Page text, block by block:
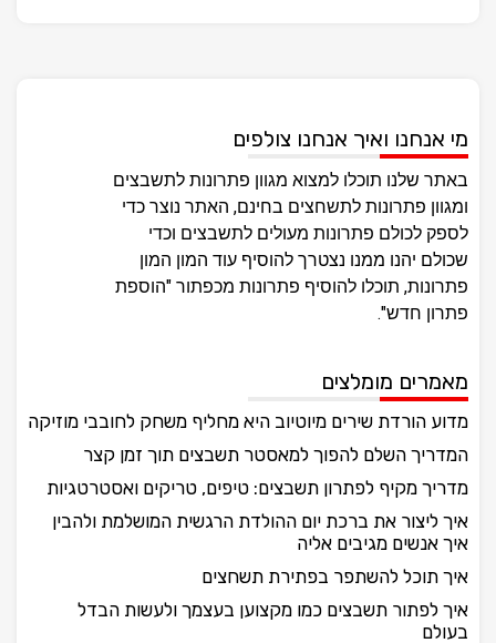
מי אנחנו ואיך אנחנו צולפים
באתר שלנו תוכלו למצוא מגוון פתרונות לתשבצים
ומגוון פתרונות לתשחצים בחינם, האתר נוצר כדי
לספק לכולם פתרונות מעולים לתשבצים וכדי
שכולם יהנו ממנו נצטרך להוסיף עוד המון המון
פתרונות, תוכלו להוסיף פתרונות מכפתור "הוספת
פתרון חדש".
מאמרים מומלצים
מדוע הורדת שירים מיוטיוב היא מחליף משחק לחובבי מוזיקה
המדריך השלם להפוך למאסטר תשבצים תוך זמן קצר
מדריך מקיף לפתרון תשבצים: טיפים, טריקים ואסטרטגיות
איך ליצור את ברכת יום ההולדת הרגשית המושלמת ולהבין
איך אנשים מגיבים אליה
איך תוכל להשתפר בפתירת תשחצים
איך לפתור תשבצים כמו מקצוען בעצמך ולעשות הבדל
בעולם